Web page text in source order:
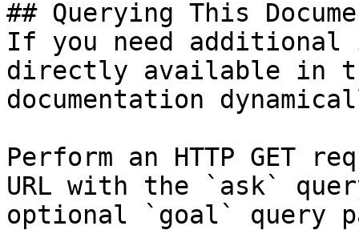
## Querying This
If you need
directly available in
documentation
Perform an HTTP GET
URL with the `ask`
optional `goal` query